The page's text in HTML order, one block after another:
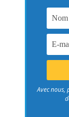
Avec nous,